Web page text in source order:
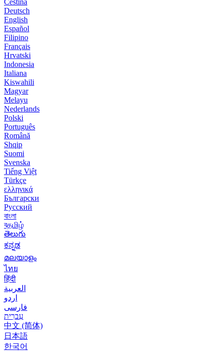
Deutsch
English
Español
Filipino
Français
Hrvatski
Indonesia
Italiana
Kiswahili
Magyar
Melayu
Nederlands
Polski
Português
Română
Shqip
Suomi
Svenska
Tiếng Việt
Türkçe
ελληνικά
Български
Русский
বাংলা
বதமிழ்
తెలుగు
ಕನ್ನಡ
മലയാളം
ไทย
हिंदी
العربية
اردو
فارسی
עִברִית
中文 (简体)
日本語
한국어